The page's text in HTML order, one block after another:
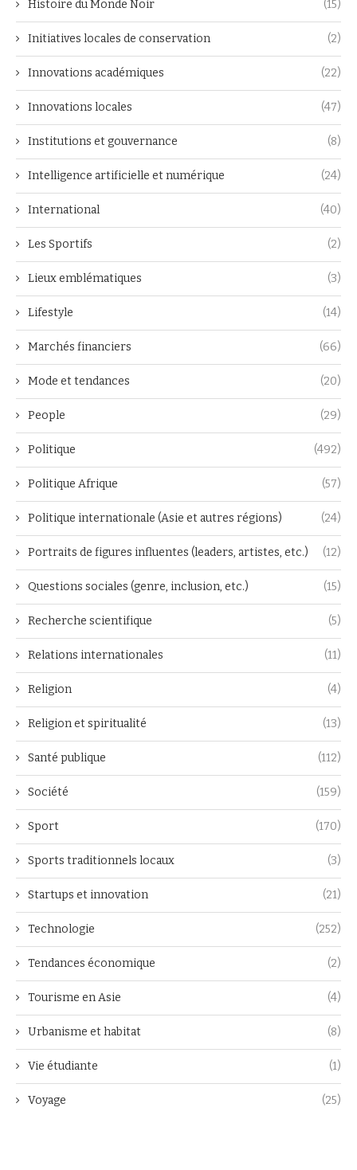
Histoire du Monde Noir (15)
Initiatives locales de conservation (2)
Innovations académiques (22)
Innovations locales (47)
Institutions et gouvernance (8)
Intelligence artificielle et numérique (24)
International (40)
Les Sportifs (2)
Lieux emblématiques (3)
Lifestyle (14)
Marchés financiers (66)
Mode et tendances (20)
People (29)
Politique (492)
Politique Afrique (57)
Politique internationale (Asie et autres régions) (24)
Portraits de figures influentes (leaders, artistes, etc.) (12)
Questions sociales (genre, inclusion, etc.) (15)
Recherche scientifique (5)
Relations internationales (11)
Religion (4)
Religion et spiritualité (13)
Santé publique (112)
Société (159)
Sport (170)
Sports traditionnels locaux (3)
Startups et innovation (21)
Technologie (252)
Tendances économique (2)
Tourisme en Asie (4)
Urbanisme et habitat (8)
Vie étudiante (1)
Voyage (25)